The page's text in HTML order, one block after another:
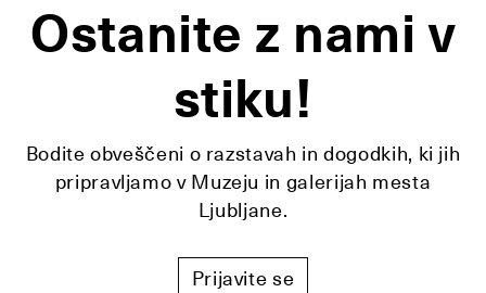
Ostanite z nami v
stiku!
Bodite obveščeni o razstavah in dogodkih, ki jih
pripravljamo v Muzeju in galerijah mesta
Ljubljane.
Prijavite se